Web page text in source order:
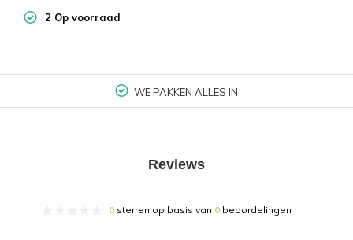
2 Op voorraad
WE PAKKEN ALLES IN
Reviews
0 sterren op basis van 0 beoordelingen